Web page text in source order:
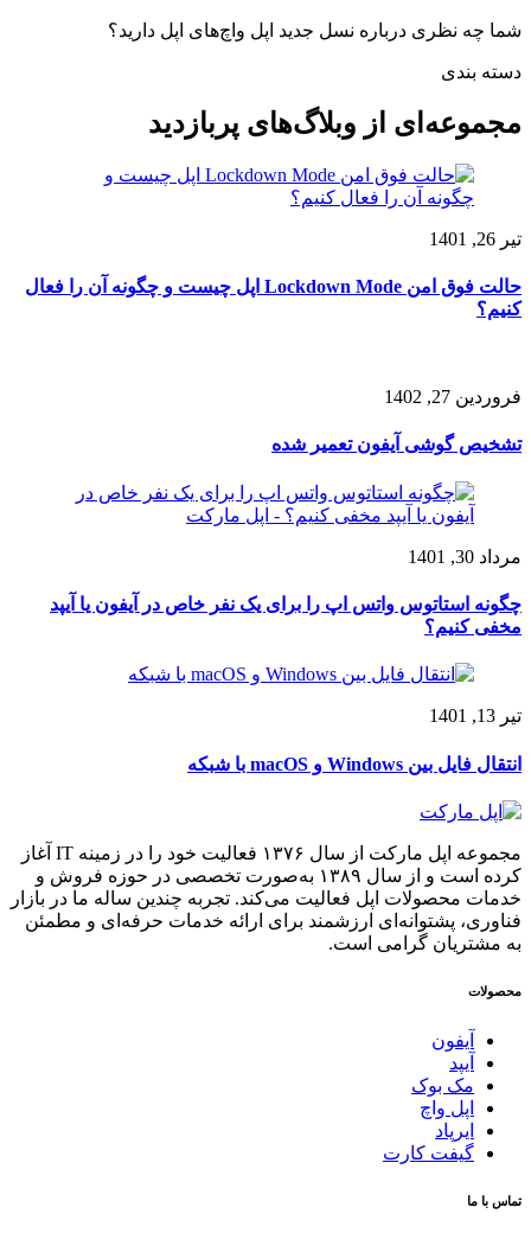
شما چه نظری درباره نسل جدید اپل واچ‌های اپل دارید؟
دسته بندی
مجموعه‌ای از وبلاگ‌های پربازدید
تیر 26, 1401
حالت فوق امن Lockdown Mode اپل چیست و چگونه آن را فعال
کنیم؟
فروردین 27, 1402
تشخیص گوشی آیفون تعمیر شده
مرداد 30, 1401
چگونه استاتوس واتس اپ را برای یک نفر خاص در آيفون یا آیپد
مخفی کنیم؟
تیر 13, 1401
انتقال فایل بین Windows و macOS با شبکه
مجموعه اپل مارکت از سال ۱۳۷۶ فعالیت خود را در زمینه IT آغاز
کرده است و از سال ۱۳۸۹ به‌صورت تخصصی در حوزه فروش و
خدمات محصولات اپل فعالیت می‌کند. تجربه چندین ساله ما در بازار
فناوری، پشتوانه‌ای ارزشمند برای ارائه خدمات حرفه‌ای و مطمئن
به مشتریان گرامی است.
محصولات
آیفون
آیپد
مک بوک
اپل واچ
ایرپاد
گیفت کارت
تماس با ما